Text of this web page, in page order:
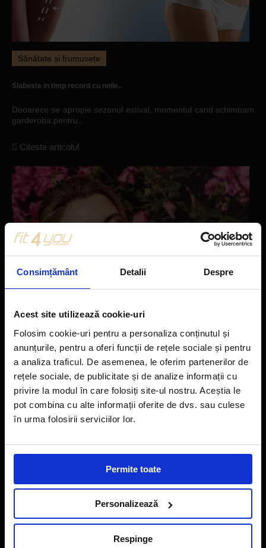
Consimțământ Detalii Despre
Acest site utilizează cookie-uri
Folosim cookie-uri pentru a personaliza conținutul și
anunțurile, pentru a oferi funcții de rețele sociale și pentru
a analiza traficul. De asemenea, le oferim partenerilor de
rețele sociale, de publicitate și de analize informații cu
privire la modul în care folosiți site-ul nostru. Aceștia le
pot combina cu alte informații oferite de dvs. sau culese
în urma folosirii serviciilor lor.
Permite toate
Personalizează
Respinge
Sănătate și frumusețe
Slabeste in timp record cu noile..
Deoarece se apropie sezonul estival, momentul cand schimbam
garderoba pentru..
Citeste articolul
Sănătate și frumusețe
Secretele unui ten luminos: 12 pasi pentru..
de un astfel de..